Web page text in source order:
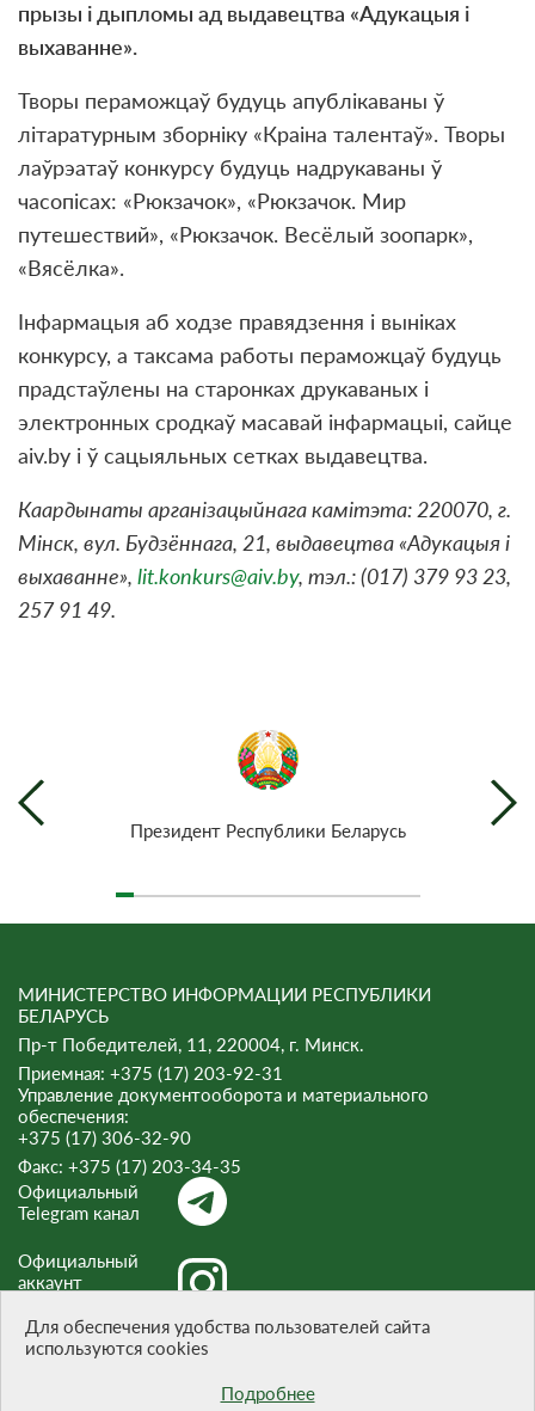
прызы і дыпломы ад выдавецтва «Адукацыя і
выхаванне».
Творы пераможцаў будуць апублікаваны ў
літаратурным зборніку «Краіна талентаў». Творы
лаўрэатаў конкурсу будуць надрукаваны ў
часопісах: «Рюкзачок», «Рюкзачок. Мир
путешествий», «Рюкзачок. Весёлый зоопарк»,
«Вясёлка».
Інфармацыя аб ходзе правядзення і выніках
конкурсу, а таксама работы пераможцаў будуць
прадстаўлены на старонках друкаваных і
электронных сродкаў масавай інфармацыі, сайце
aiv.by і ў сацыяльных сетках выдавецтва.
Каардынаты арганізацыйнага камітэта: 220070, г.
Мінск, вул. Будзённага, 21, выдавецтва «Адукацыя і
выхаванне», lit.konkurs@aiv.by, тэл.: (017) 379 93 23,
257 91 49.
Президент Республики Беларусь
МИНИСТЕРСТВО ИНФОРМАЦИИ РЕСПУБЛИКИ
БЕЛАРУСЬ
Пр-т Победителей, 11, 220004, г. Минск.
Приемная: +375 (17) 203-92-31
Управление документооборота и материального
обеспечения:
+375 (17) 306-32-90
Факс: +375 (17) 203-34-35
Официальный
Telegram канал
Официальный
аккаунт
Официальный
Для обеспечения удобства пользователей сайта
используются cookies
Подробнее